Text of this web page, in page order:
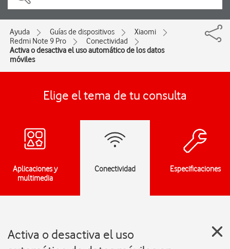
Ayuda Guías de dispositivos
Xiaomi
Redmi Note 9 Pro
Conectividad
Activa o desactiva el uso automático de los datos
móviles
Elige el tema de tu consulta
Aplicaciones y
multimedia
Conectividad Especificaciones
Activa o desactiva el uso